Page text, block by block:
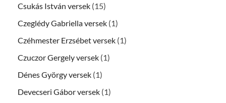
Csukás István versek (15)
Czeglédy Gabriella versek (1)
Czéhmester Erzsébet versek (1)
Czuczor Gergely versek (1)
Dénes György versek (1)
Devecseri Gábor versek (1)